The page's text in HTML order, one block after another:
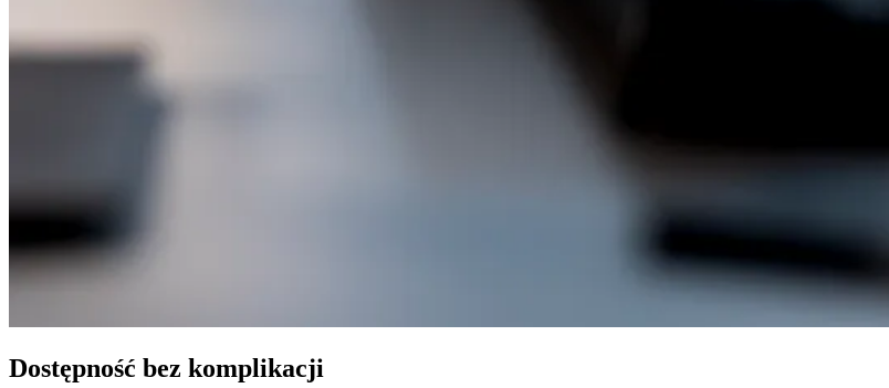
Dostępność bez komplikacji